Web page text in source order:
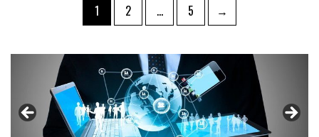
pagination
Page
1 Page
2 … Page
5 →